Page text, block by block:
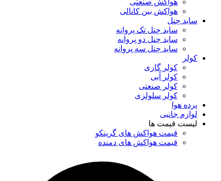
هواکش صنعتی
هواکش بین کانالی
ساید چنل
ساید چنل تک پروانه
ساید چنل دو پروانه
ساید چنل سه پروانه
کولر
کولر گازی
کولر آبی
کولر صنعتی
کولر سلولزی
پرده هوا
لوازم جانبی
لیست قیمت ها
قیمت هواکش های گرینکو
قیمت هواکش های دمنده